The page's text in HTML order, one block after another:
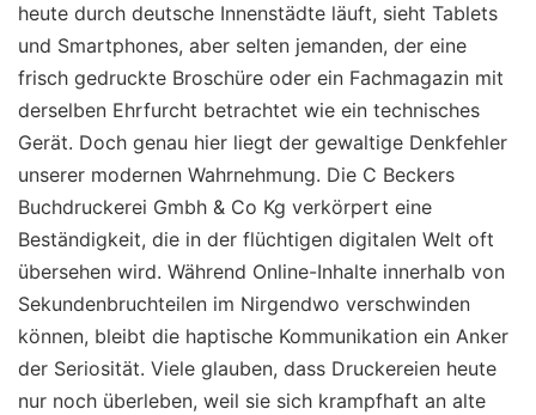
heute durch deutsche Innenstädte läuft, sieht Tablets
und Smartphones, aber selten jemanden, der eine
frisch gedruckte Broschüre oder ein Fachmagazin mit
derselben Ehrfurcht betrachtet wie ein technisches
Gerät. Doch genau hier liegt der gewaltige Denkfehler
unserer modernen Wahrnehmung. Die C Beckers
Buchdruckerei Gmbh & Co Kg verkörpert eine
Beständigkeit, die in der flüchtigen digitalen Welt oft
übersehen wird. Während Online-Inhalte innerhalb von
Sekundenbruchteilen im Nirgendwo verschwinden
können, bleibt die haptische Kommunikation ein Anker
der Seriosität. Viele glauben, dass Druckereien heute
nur noch überleben, weil sie sich krampfhaft an alte